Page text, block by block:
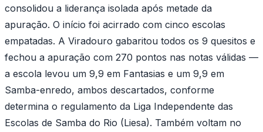
consolidou a liderança isolada após metade da
apuração. O início foi acirrado com cinco escolas
empatadas. A Viradouro gabaritou todos os 9 quesitos e
fechou a apuração com 270 pontos nas notas válidas —
a escola levou um 9,9 em Fantasias e um 9,9 em
Samba-enredo, ambos descartados, conforme
determina o regulamento da Liga Independente das
Escolas de Samba do Rio (Liesa). Também voltam no